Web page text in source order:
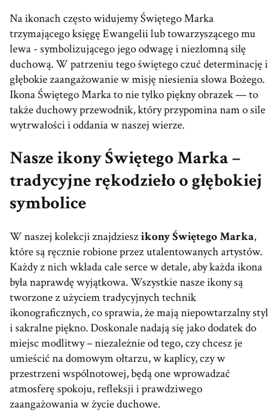
Na ikonach często widujemy Świętego Marka
trzymającego księgę Ewangelii lub towarzyszącego mu
lewa - symbolizującego jego odwagę i niezłomną siłę
duchową. W patrzeniu tego świętego czuć determinację i
głębokie zaangażowanie w misję niesienia słowa Bożego.
Ikona Świętego Marka to nie tylko piękny obrazek — to
także duchowy przewodnik, który przypomina nam o sile
wytrwałości i oddania w naszej wierze.
Nasze ikony Świętego Marka –
tradycyjne rękodzieło o głębokiej
symbolice
W naszej kolekcji znajdzieszikony Świętego Marka,
które są ręcznie robione przez utalentowanych artystów.
Każdy z nich wkłada całe serce w detale, aby każda ikona
była naprawdę wyjątkowa. Wszystkie nasze ikony są
tworzone z użyciem tradycyjnych technik
ikonograficznych, co sprawia, że mają niepowtarzalny styl
i sakralne piękno. Doskonale nadają się jako dodatek do
miejsc modlitwy – niezależnie od tego, czy chcesz je
umieścić na domowym ołtarzu, w kaplicy, czy w
przestrzeni wspólnotowej, będą one wprowadzać
atmosferę spokoju, refleksji i prawdziwego
zaangażowania w życie duchowe.